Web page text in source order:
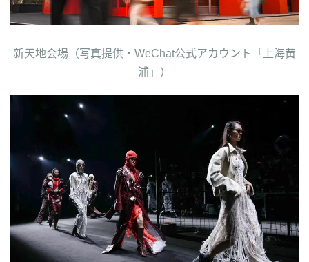
新天地会場（写真提供・WeChat公式アカウント「上海黄
浦」）